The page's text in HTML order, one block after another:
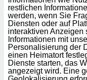
oder
restlichen
werden, wenn Sie
Diensten oder auf
interaktiven Anzeigen
Informationen mit
Personalisierung der
einen Heimatort
Dienste starten, das
angezeigt wird. Eine